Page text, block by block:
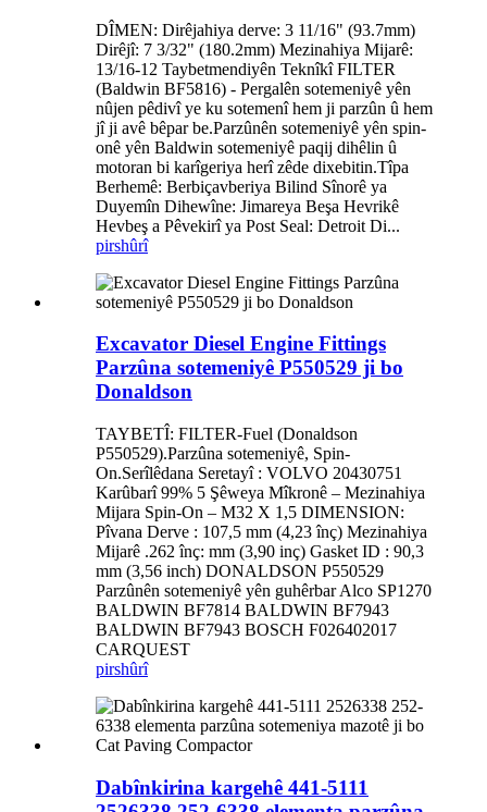
DÎMEN: Dirêjahiya derve: 3 11/16" (93.7mm)
Dirêjî: 7 3/32" (180.2mm) Mezinahiya Mijarê:
13/16-12 Taybetmendiyên Teknîkî FILTER
(Baldwin BF5816) - Pergalên sotemeniyê yên
nûjen pêdivî ye ku sotemenî hem ji parzûn û hem
jî ji avê bêpar be.Parzûnên sotemeniyê yên spin-
onê yên Baldwin sotemeniyê paqij dihêlin û
motoran bi karîgeriya herî zêde dixebitin.Tîpa
Berhemê: Berbiçavberiya Bilind Sînorê ya
Duyemîn Dihewîne: Jimareya Beşa Hevrikê
Hevbeş a Pêvekirî ya Post Seal: Detroit Di...
pirshûrî
Excavator Diesel Engine Fittings
Parzûna sotemeniyê P550529 ji bo
Donaldson
TAYBETÎ: FILTER-Fuel (Donaldson
P550529).Parzûna sotemeniyê, Spin-
On.Serîlêdana Seretayî : VOLVO 20430751
Karûbarî 99% 5 Şêweya Mîkronê – Mezinahiya
Mijara Spin-On – M32 X 1,5 DIMENSION:
Pîvana Derve : 107,5 mm (4,23 înç) Mezinahiya
Mijarê .262 înç: mm (3,90 inç) Gasket ID : 90,3
mm (3,56 inch) DONALDSON P550529
Parzûnên sotemeniyê yên guhêrbar Alco SP1270
BALDWIN BF7814 BALDWIN BF7943
BALDWIN BF7943 BOSCH F026402017
CARQUEST
pirshûrî
Dabînkirina kargehê 441-5111